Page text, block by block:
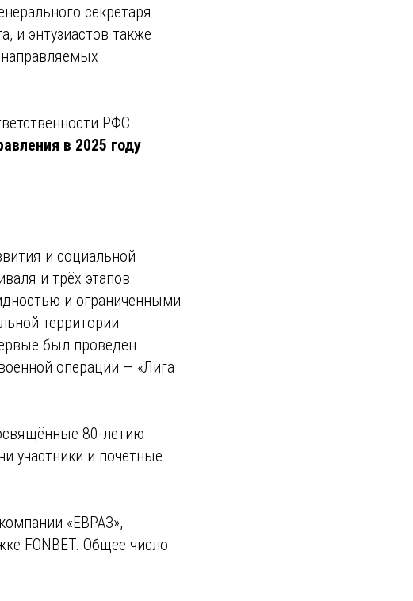
секретаря
и энтузиастов также
РФС
в 2025 году
и социальной
и трёх этапов
и ограниченными
территории
был проведён
операции — «Лига
80-летию
участники и почётные
«ЕВРАЗ»,
FONBET. Общее число